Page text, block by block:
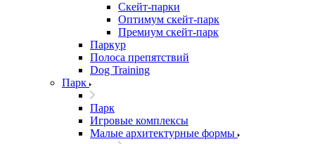
Скейт-парки
Оптимум скейт-парк
Премиум скейт-парк
Паркур
Полоса препятствий
Dog Training
Парк
Парк
Игровые комплексы
Малые архитектурные формы